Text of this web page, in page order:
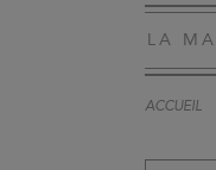
LA
ACCUEIL